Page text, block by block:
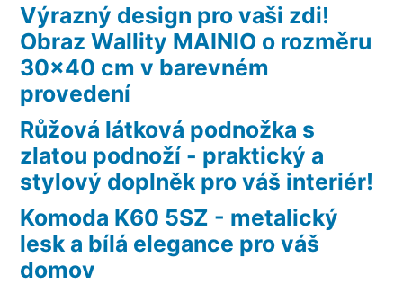
Výrazný design pro vaši zdi!
Obraz Wallity MAINIO o rozměru
30×40 cm v barevném
provedení
Růžová látková podnožka s
zlatou podnoží - praktický a
stylový doplněk pro váš interiér!
Komoda K60 5SZ - metalický
lesk a bílá elegance pro váš
domov